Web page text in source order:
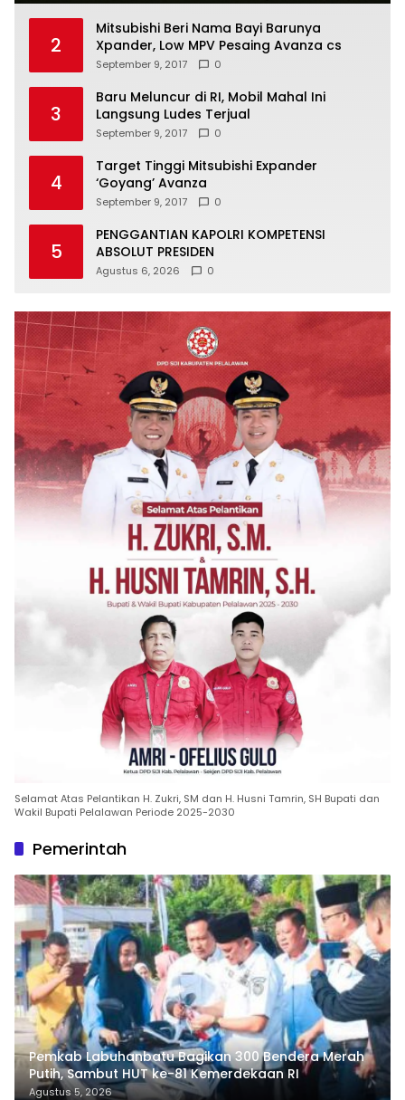
2
Mitsubishi Beri Nama Bayi Barunya
Xpander, Low MPV Pesaing Avanza cs
September 9, 2017 0
3
Baru Meluncur di RI, Mobil Mahal Ini
Langsung Ludes Terjual
September 9, 2017 0
4
Target Tinggi Mitsubishi Expander
‘Goyang’ Avanza
September 9, 2017 0
5
PENGGANTIAN KAPOLRI KOMPETENSI
ABSOLUT PRESIDEN
Agustus 6, 2026 0
Selamat Atas Pelantikan H. Zukri, SM dan H. Husni Tamrin, SH Bupati dan
Wakil Bupati Pelalawan Periode 2025-2030
Pemerintah
Pemkab Labuhanbatu Bagikan 300 Bendera Merah
Putih, Sambut HUT ke-81 Kemerdekaan RI
Agustus 5, 2026